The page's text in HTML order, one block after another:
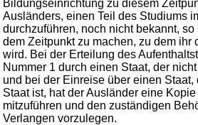
Bildungseinrichtung zu diesem
Ausländers, einen Teil des Studiums
durchzuführen, noch nicht bekannt,
dem Zeitpunkt zu machen, zu dem ihr
wird. Bei der Erteilung des
Nummer 1 durch einen Staat, der
und bei der Einreise über einen
Staat ist, hat der Ausländer eine
mitzuführen und den zuständigen
Verlangen vorzulegen.